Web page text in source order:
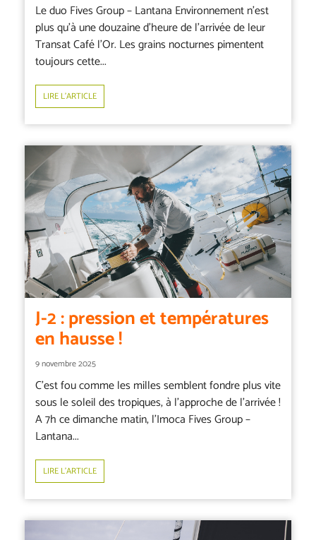
Le duo Fives Group – Lantana Environnement n’est
plus qu’à une douzaine d’heure de l’arrivée de leur
Transat Café l’Or. Les grains nocturnes pimentent
toujours cette...
LIRE L’ARTICLE
J-2 : pression et températures
en hausse !
9 novembre 2025
C’est fou comme les milles semblent fondre plus vite
sous le soleil des tropiques, à l’approche de l’arrivée !
A 7h ce dimanche matin, l’Imoca Fives Group –
Lantana...
LIRE L’ARTICLE